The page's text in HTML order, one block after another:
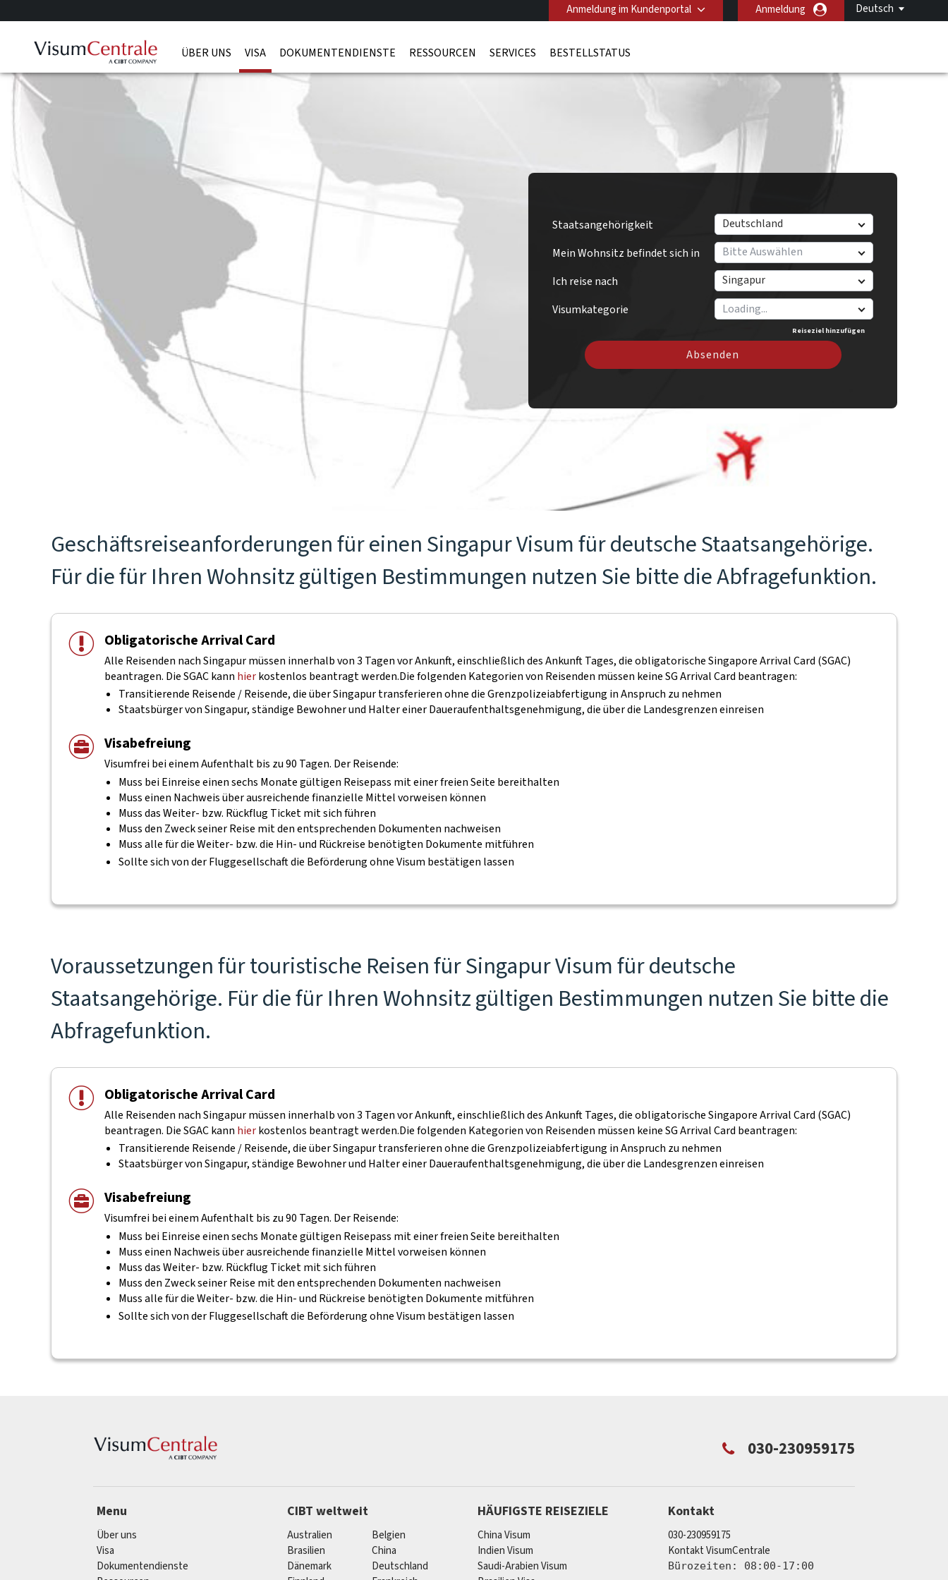
Deutsch
Anmeldung im Kundenportal Anmeldung
ÜBER UNS VISA DOKUMENTENDIENSTE RESSOURCEN SERVICES BESTELLSTATUS
Staatsangehörigkeit
Deutschland
Mein Wohnsitz befindet sich in
Bitte Auswählen
Ich reise nach
Singapur
Visumkategorie
Reiseziel hinzufügen
Absenden
Geschäftsreiseanforderungen für einen Singapur Visum für deutsche Staatsangehörige.
Für die für Ihren Wohnsitz gültigen Bestimmungen nutzen Sie bitte die Abfragefunktion.
Obligatorische Arrival Card
Alle Reisenden nach Singapur müssen innerhalb von 3 Tagen vor Ankunft, einschließlich des Ankunft Tages, die obligatorische Singapore Arrival Card (SGAC)
beantragen. Die SGAC kann hierkostenlos beantragt werden.Die folgenden Kategorien von Reisenden müssen keine SG Arrival Card beantragen:
Transitierende Reisende / Reisende, die über Singapur transferieren ohne die Grenzpolizeiabfertigung in Anspruch zu nehmen
Staatsbürger von Singapur, ständige Bewohner und Halter einer Daueraufenthaltsgenehmigung, die über die Landesgrenzen einreisen
Visabefreiung
Visumfrei bei einem Aufenthalt bis zu 90 Tagen. Der Reisende:
Muss bei Einreise einen sechs Monate gültigen Reisepass mit einer freien Seite bereithalten
Muss einen Nachweis über ausreichende finanzielle Mittel vorweisen können
Muss das Weiter- bzw. Rückflug Ticket mit sich führen
Muss den Zweck seiner Reise mit den entsprechenden Dokumenten nachweisen
Muss alle für die Weiter- bzw. die Hin- und Rückreise benötigten Dokumente mitführen
Sollte sich von der Fluggesellschaft die Beförderung ohne Visum bestätigen lassen
Voraussetzungen für touristische Reisen für Singapur Visum für deutsche
Staatsangehörige. Für die für Ihren Wohnsitz gültigen Bestimmungen nutzen Sie bitte die
Abfragefunktion.
Obligatorische Arrival Card
Alle Reisenden nach Singapur müssen innerhalb von 3 Tagen vor Ankunft, einschließlich des Ankunft Tages, die obligatorische Singapore Arrival Card (SGAC)
beantragen. Die SGAC kann hierkostenlos beantragt werden.Die folgenden Kategorien von Reisenden müssen keine SG Arrival Card beantragen:
Transitierende Reisende / Reisende, die über Singapur transferieren ohne die Grenzpolizeiabfertigung in Anspruch zu nehmen
Staatsbürger von Singapur, ständige Bewohner und Halter einer Daueraufenthaltsgenehmigung, die über die Landesgrenzen einreisen
Visabefreiung
Visumfrei bei einem Aufenthalt bis zu 90 Tagen. Der Reisende:
Muss bei Einreise einen sechs Monate gültigen Reisepass mit einer freien Seite bereithalten
Muss einen Nachweis über ausreichende finanzielle Mittel vorweisen können
Muss das Weiter- bzw. Rückflug Ticket mit sich führen
Muss den Zweck seiner Reise mit den entsprechenden Dokumenten nachweisen
Muss alle für die Weiter- bzw. die Hin- und Rückreise benötigten Dokumente mitführen
Sollte sich von der Fluggesellschaft die Beförderung ohne Visum bestätigen lassen
030-230959175
Menu
Über uns
Visa
Dokumentendienste
CIBT weltweit
Australien
Belgien
Brasilien
China
Dänemark
Deutschland
HÄUFIGSTE REISEZIELE
China Visum
Indien Visum
Saudi-Arabien Visum
Kontakt
030-230959175
Kontakt VisumCentrale
Bürozeiten: 08:00-17:00